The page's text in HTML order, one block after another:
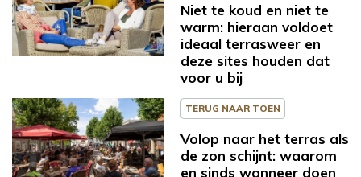
Niet te koud en niet te
warm: hieraan voldoet
ideaal terrasweer en
deze sites houden dat
voor u bij
TERUG NAAR TOEN
Volop naar het terras als
de zon schijnt: waarom
en sinds wanneer doen